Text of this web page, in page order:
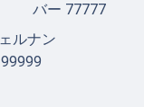
バー 77777
ルナン